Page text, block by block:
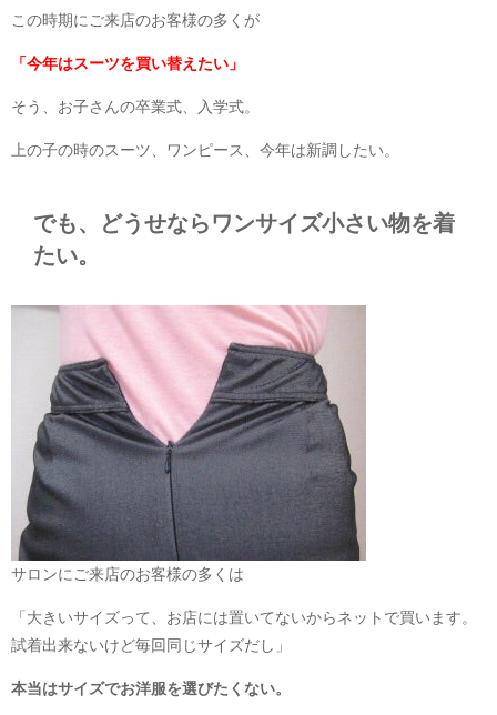
この時期にご来店のお客様の多くが
「今年はスーツを買い替えたい」
そう、お子さんの卒業式、入学式。
上の子の時のスーツ、ワンピース、今年は新調したい。
でも、どうせならワンサイズ小さい物を着
たい。
サロンにご来店のお客様の多くは
「大きいサイズって、お店には置いてないからネットで買います。
試着出来ないけど毎回同じサイズだし」
本当はサイズでお洋服を選びたくない。